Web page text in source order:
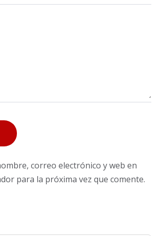
correo electrónico y web en
para la próxima vez que comente.